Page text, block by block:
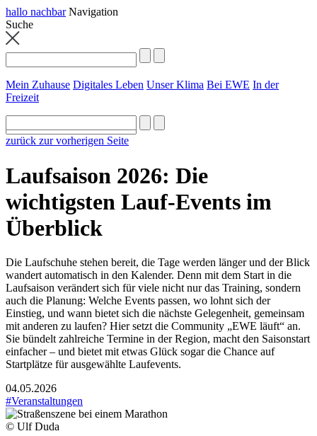
hallo nachbar Navigation
Suche
Mein Zuhause Digitales Leben Unser Klima Bei EWE In der
Freizeit
zurück zur vorherigen Seite
Laufsaison 2026: Die
wichtigsten Lauf-Events im
Überblick
Die Laufschuhe stehen bereit, die Tage werden länger und der Blick
wandert automatisch in den Kalender. Denn mit dem Start in die
Laufsaison verändert sich für viele nicht nur das Training, sondern
auch die Planung: Welche Events passen, wo lohnt sich der
Einstieg, und wann bietet sich die nächste Gelegenheit, gemeinsam
mit anderen zu laufen? Hier setzt die Community „EWE läuft“ an.
Sie bündelt zahlreiche Termine in der Region, macht den Saisonstart
einfacher – und bietet mit etwas Glück sogar die Chance auf
Startplätze für ausgewählte Laufevents.
04.05.2026
#Veranstaltungen
© Ulf Duda